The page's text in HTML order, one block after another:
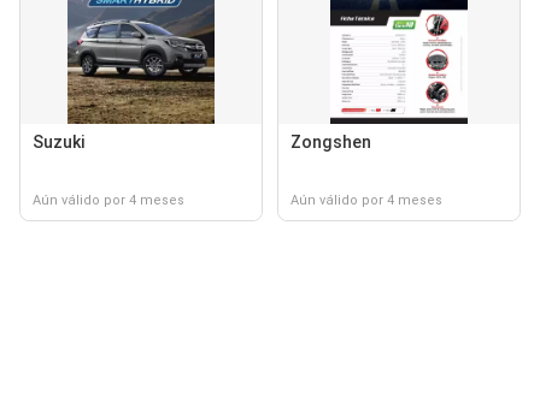
Suzuki
Aún válido por 4 meses
Zongshen
Aún válido por 4 meses